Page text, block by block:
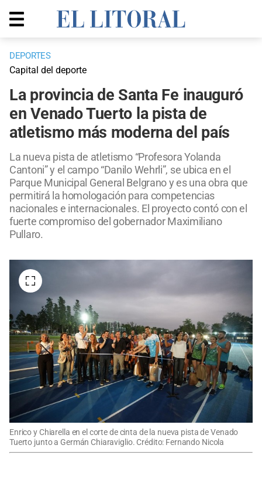
DEPORTES
Capital del deporte
La provincia de Santa Fe inauguró
en Venado Tuerto la pista de
atletismo más moderna del país
La nueva pista de atletismo “Profesora Yolanda
Cantoni” y el campo “Danilo Wehrli”, se ubica en el
Parque Municipal General Belgrano y es una obra que
permitirá la homologación para competencias
nacionales e internacionales. El proyecto contó con el
fuerte compromiso del gobernador Maximiliano
Pullaro.
Enrico y Chiarella en el corte de cinta de la nueva pista de Venado
Tuerto junto a Germán Chiaraviglio. Crédito: Fernando Nicola